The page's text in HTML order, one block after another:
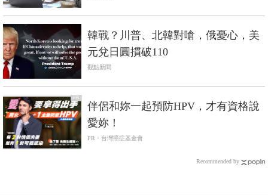
韓戰？川普、北韓對嗆，俄憂心，美
元兌日圓摜破110
觀點新聞
PR
伴侶和妳一起預防HPV，才有資格說
愛妳！
PR・台灣癌症基金會
Recommended by